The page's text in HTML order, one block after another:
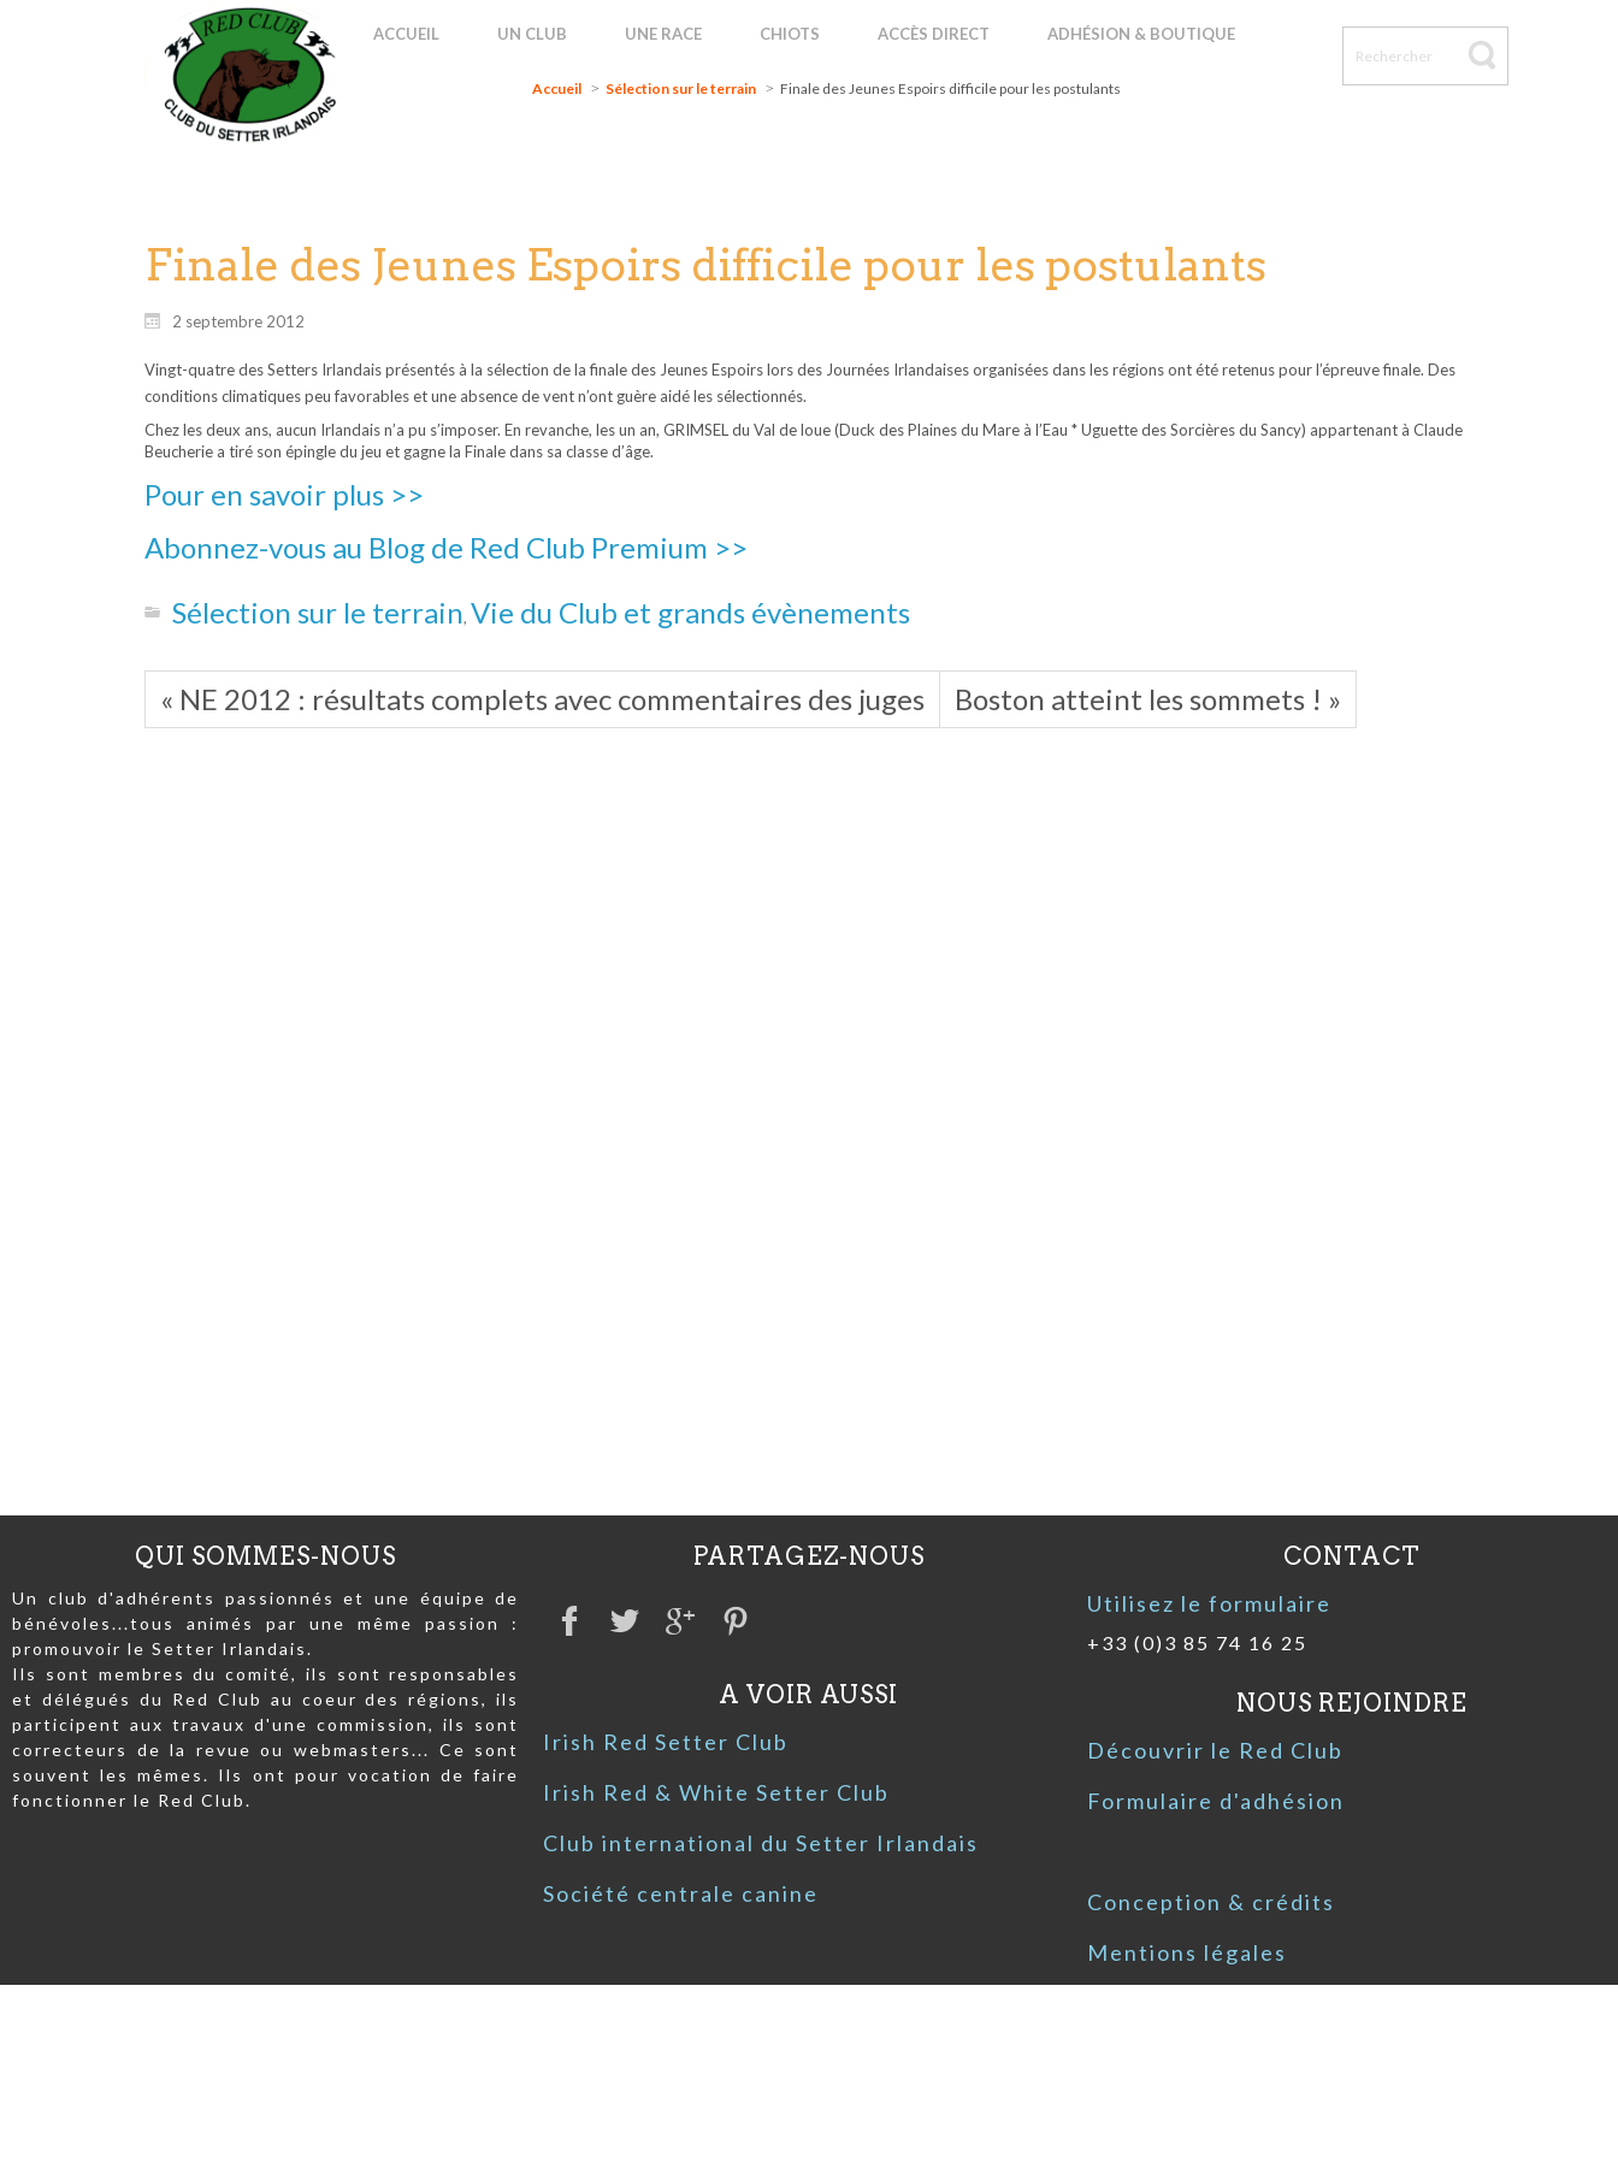
ACCUEIL UN CLUB UNE RACE CHIOTS ACCÈS DIRECT ADHÉSION & BOUTIQUE
Accueil Sélection sur le terrain Finale des Jeunes Espoirs difficile pour les postulants
Finale des Jeunes Espoirs difficile pour les postulants
2 septembre 2012
Vingt-quatre des Setters Irlandais présentés à la sélection de la finale des Jeunes Espoirs lors des Journées Irlandaises organisées dans les régions ont été retenus pour l’épreuve finale. Des
conditions climatiques peu favorables et une absence de vent n’ont guère aidé les sélectionnés.
Chez les deux ans, aucun Irlandais n’a pu s’imposer. En revanche, les un an, GRIMSEL du Val de loue (Duck des Plaines du Mare à l’Eau * Uguette des Sorcières du Sancy) appartenant à Claude
Beucherie a tiré son épingle du jeu et gagne la Finale dans sa classe d’âge.
Pour en savoir plus >>
Abonnez-vous au Blog de Red Club Premium >>
Sélection sur le terrain, Vie du Club et grands évènements
« NE 2012 : résultats complets avec commentaires des juges Boston atteint les sommets ! »
QUI SOMMES-NOUS
Un club d'adhérents passionnés et une équipe de
bénévoles...tous animés par une même passion :
promouvoir le Setter Irlandais.
Ils sont membres du comité, ils sont responsables
et délégués du Red Club au coeur des régions, ils
participent aux travaux d'une commission, ils sont
correcteurs de la revue ou webmasters... Ce sont
souvent les mêmes. Ils ont pour vocation de faire
fonctionner le Red Club.
PARTAGEZ-NOUS
A VOIR AUSSI
Irish Red Setter Club
Irish Red & White Setter Club
Club international du Setter Irlandais
Société centrale canine
CONTACT
Utilisez le formulaire
+33 (0)3 85 74 16 25
NOUS REJOINDRE
Découvrir le Red Club
Formulaire d'adhésion
Conception & crédits
Mentions légales